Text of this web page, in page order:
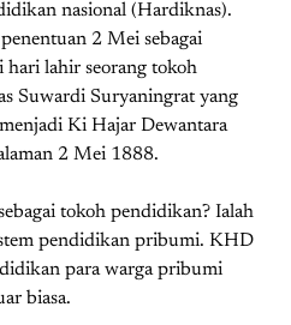
nasional (Hardiknas).
2 Mei sebagai
lahir seorang tokoh
Suwardi Suryaningrat yang
Ki Hajar Dewantara
2 Mei 1888.
tokoh pendidikan? Ialah
pendidikan pribumi. KHD
para warga pribumi
biasa.